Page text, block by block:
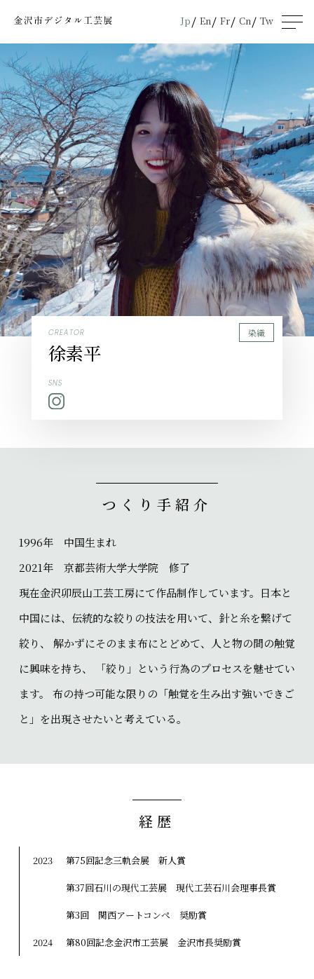
Jp En Fr Cn Tw
men
u
CREATOR
徐素平
SNS
染織
つくり手紹介
1996年 中国生まれ
2021年 京都芸術大学大学院 修了
現在金沢卯辰山工芸工房にて作品制作しています。日本と
中国には、伝統的な絞りの技法を用いて、針と糸を繋げて
絞り、 解かずにそのまま布にとどめて、人と物の間の触覚
に興味を持ち、 「絞り」という行為のプロセスを魅せてい
ます。 布の持つ可能な限りの「触覚を生み出す強いできご
と」を出現させたいと考えている。
経歴
2023 第75回記念三軌会展 新人賞
第37回石川の現代工芸展 現代工芸石川会理事長賞
第3回 関西アートコンぺ 奨励賞
2024 第80回記念金沢市工芸展 金沢市長奨励賞